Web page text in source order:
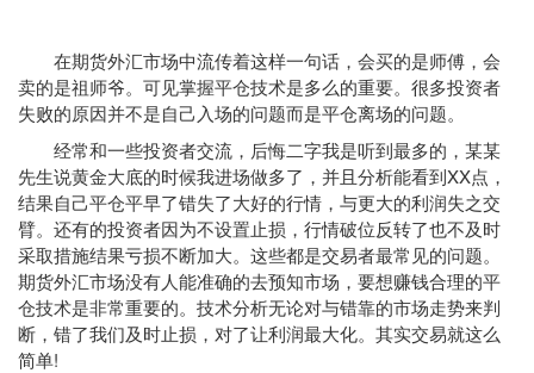
在期货外汇市场中流传着这样一句话，会买的是师傅，会
卖的是祖师爷。可见掌握平仓技术是多么的重要。很多投资者
失败的原因并不是自己入场的问题而是平仓离场的问题。
经常和一些投资者交流，后悔二字我是听到最多的，某某
先生说黄金大底的时候我进场做多了，并且分析能看到XX点，
结果自己平仓平早了错失了大好的行情，与更大的利润失之交
臂。还有的投资者因为不设置止损，行情破位反转了也不及时
采取措施结果亏损不断加大。这些都是交易者最常见的问题。
期货外汇市场没有人能准确的去预知市场，要想赚钱合理的平
仓技术是非常重要的。技术分析无论对与错靠的市场走势来判
断，错了我们及时止损，对了让利润最大化。其实交易就这么
简单!